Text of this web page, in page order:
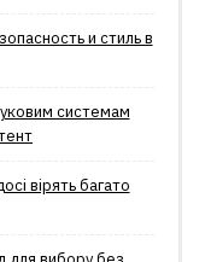
и стиль в
системам
вірять багато